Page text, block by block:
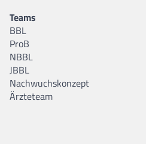
Teams
BBL
ProB
NBBL
JBBL
Nachwuchskonzept
Ärzteteam